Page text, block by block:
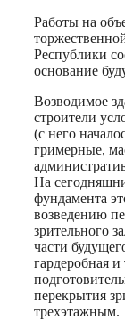
Работы на
Республики
основание
Возводимое
строители
(с него
гримерные,
На
фундамента
возведению
зрительного
части
гардеробная
перекрытия
трехэтажным.